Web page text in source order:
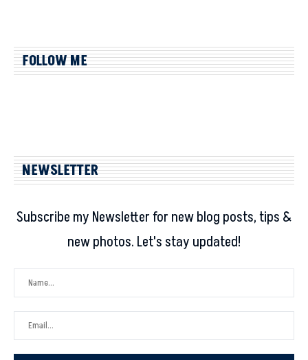
FOLLOW ME
NEWSLETTER
Subscribe my Newsletter for new blog posts, tips &
new photos. Let's stay updated!